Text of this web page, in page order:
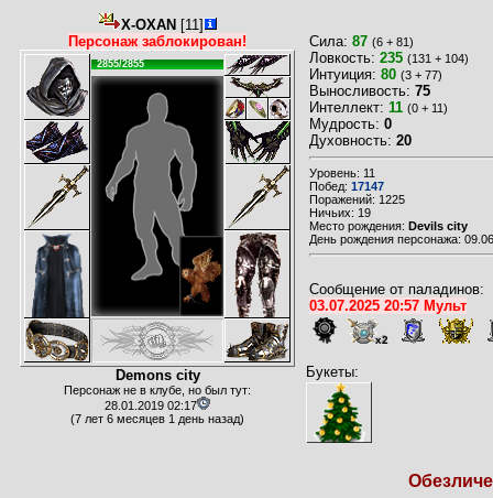
X-OXAN [11]
Персонаж заблокирован!
2855/2855
Demons city
Персонаж не в клубе, но был тут:
28.01.2019 02:17
(7 лет 6 месяцев 1 день назад)
Сила: 87 (6 + 81)
Ловкость: 235 (131 + 104)
Интуиция: 80 (3 + 77)
Выносливость: 75
Интеллект: 11 (0 + 11)
Мудрость: 0
Духовность: 20
Уровень: 11
Побед: 17147
Поражений: 1225
Ничьих: 19
Место рождения: Devils city
День рождения персонажа:
Сообщение от паладинов:
03.07.2025 20:57 Мульт
x2
Букеты: